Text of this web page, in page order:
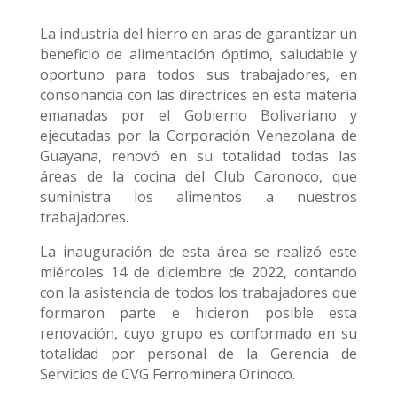
La industria del hierro en aras de garantizar un
beneficio de alimentación óptimo, saludable y
oportuno para todos sus trabajadores, en
consonancia con las directrices en esta materia
emanadas por el Gobierno Bolivariano y
ejecutadas por la Corporación Venezolana de
Guayana, renovó en su totalidad todas las
áreas de la cocina del Club Caronoco, que
suministra los alimentos a nuestros
trabajadores.
La inauguración de esta área se realizó este
miércoles 14 de diciembre de 2022, contando
con la asistencia de todos los trabajadores que
formaron parte e hicieron posible esta
renovación, cuyo grupo es conformado en su
totalidad por personal de la Gerencia de
Servicios de CVG Ferrominera Orinoco.